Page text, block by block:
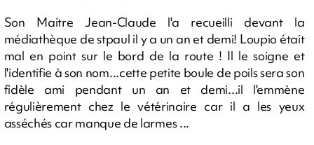
Son Maitre Jean-Claude l'a recueilli devant la
médiathèque de stpaul il y a un an et demi! Loupio était
mal en point sur le bord de la route ! Il le soigne et
l'identifie à son nom...cette petite boule de poils sera son
fidèle ami pendant un an et demi...il l'emmène
régulièrement chez le vétérinaire car il a les yeux
asséchés car manque de larmes ...